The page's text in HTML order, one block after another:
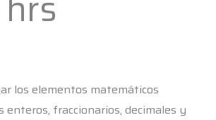
los elementos matemáticos
enteros, fraccionarios, decimales y